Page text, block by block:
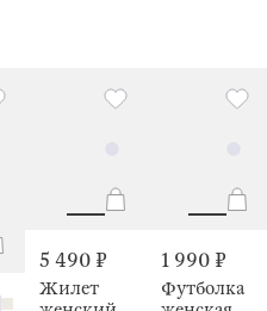
5 490 ₽
Жилет
1 990 ₽
Футболка